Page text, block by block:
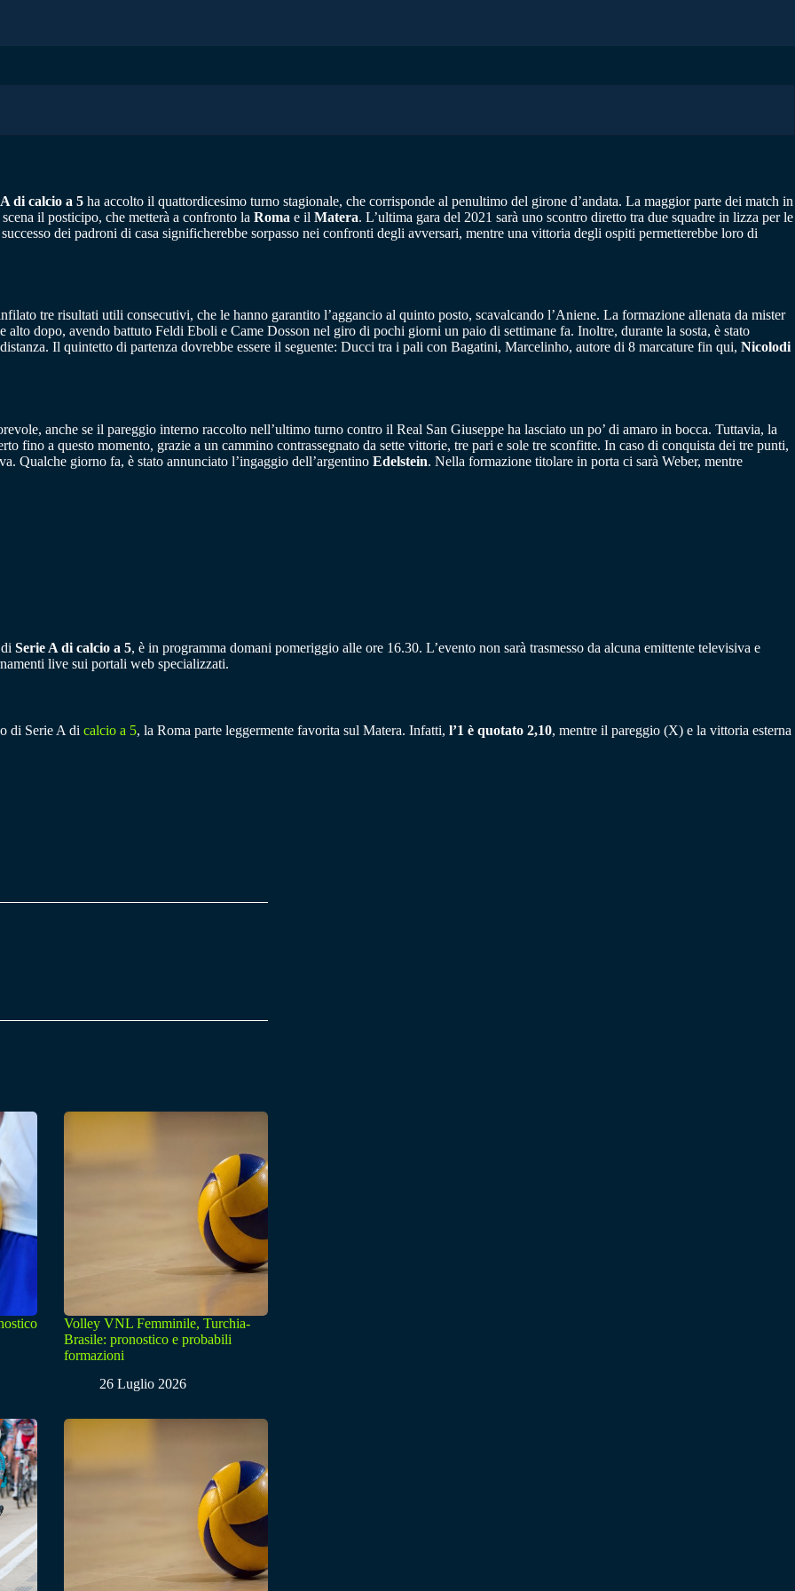
di calcio a 5 ha accolto il quattordicesimo turno stagionale, che corrisponde al penultimo del girone d’andata. La maggior parte dei match in
il posticipo, che metterà a confronto la Roma e il Matera. L’ultima gara del 2021 sarà uno scontro diretto tra due squadre in lizza per le
dei padroni di casa significherebbe sorpasso nei confronti degli avversari, mentre una vittoria degli ospiti permetterebbe loro di
tre risultati utili consecutivi, che le hanno garantito l’aggancio al quinto posto, scavalcando l’Aniene. La formazione allenata da mister
dopo, avendo battuto Feldi Eboli e Came Dosson nel giro di pochi giorni un paio di settimane fa. Inoltre, durante la sosta, è stato
Il quintetto di partenza dovrebbe essere il seguente: Ducci tra i pali con Bagatini, Marcelinho, autore di 8 marcature fin qui, Nicolodi
anche se il pareggio interno raccolto nell’ultimo turno contro il Real San Giuseppe ha lasciato un po’ di amaro in bocca. Tuttavia, la
fino a questo momento, grazie a un cammino contrassegnato da sette vittorie, tre pari e sole tre sconfitte. In caso di conquista dei tre punti,
Qualche giorno fa, è stato annunciato l’ingaggio dell’argentino Edelstein. Nella formazione titolare in porta ci sarà Weber, mentre
Serie A di calcio a 5, è in programma domani pomeriggio alle ore 16.30. L’evento non sarà trasmesso da alcuna emittente televisiva e
live sui portali web specializzati.
di Serie A di calcio a 5, la Roma parte leggermente favorita sul Matera. Infatti, l’1 è quotato 2,10, mentre il pareggio (X) e la vittoria esterna
Volley VNL Femminile, Turchia-
Brasile: pronostico e probabili
formazioni
26 Luglio 2026